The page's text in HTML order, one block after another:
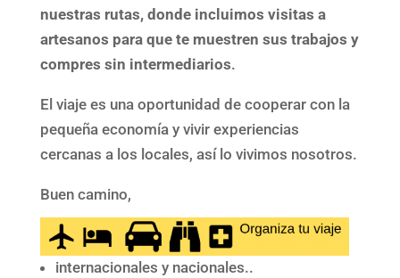
nuestras rutas, donde incluimos visitas a
artesanos para que te muestren sus trabajos y
compres sin intermediarios.
El viaje es una oportunidad de cooperar con la
pequeña economía y vivir experiencias
cercanas a los locales, así lo vivimos nosotros.
Buen camino,
internacionales y nacionales..